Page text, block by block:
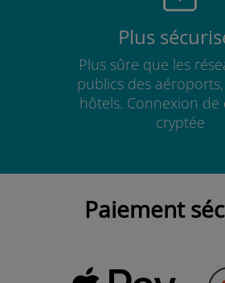
Plus
Plus sûre que les
publics des
hôtels. Connexion de
cryptée
Paiement